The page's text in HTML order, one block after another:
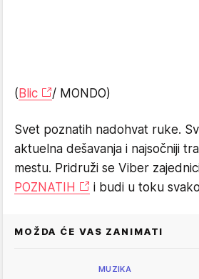
(Blic / MONDO)
Svet poznatih nadohvat ruke.
aktuelna dešavanja i najsočniji
mestu. Pridruži se Viber
POZNATIH
i budi u toku
MOŽDA ĆE VAS ZANIMATI
MUZIKA